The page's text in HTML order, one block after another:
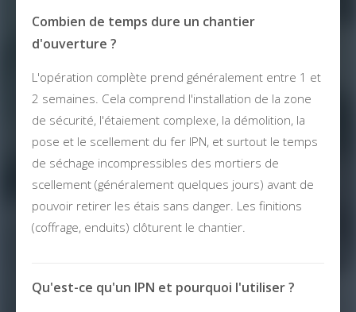
Combien de temps dure un chantier
d'ouverture ?
L'opération complète prend généralement entre 1 et
2 semaines. Cela comprend l'installation de la zone
de sécurité, l'étaiement complexe, la démolition, la
pose et le scellement du fer IPN, et surtout le temps
de séchage incompressibles des mortiers de
scellement (généralement quelques jours) avant de
pouvoir retirer les étais sans danger. Les finitions
(coffrage, enduits) clôturent le chantier.
Qu'est-ce qu'un IPN et pourquoi l'utiliser ?